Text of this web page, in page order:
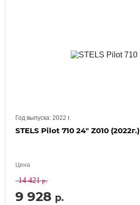
Год выпуска: 2022 г.
STELS Pilot 710 24" Z010 (2022г.)
Цена
14 421р.
9 928 р.